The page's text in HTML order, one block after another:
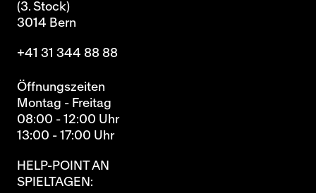
(3. Stock)
3014 Bern
+41 31 344 88 88
Öffnungszeiten
Montag - Freitag
08:00 - 12:00 Uhr
13:00 - 17:00 Uhr
HELP-POINT AN
SPIELTAGEN: